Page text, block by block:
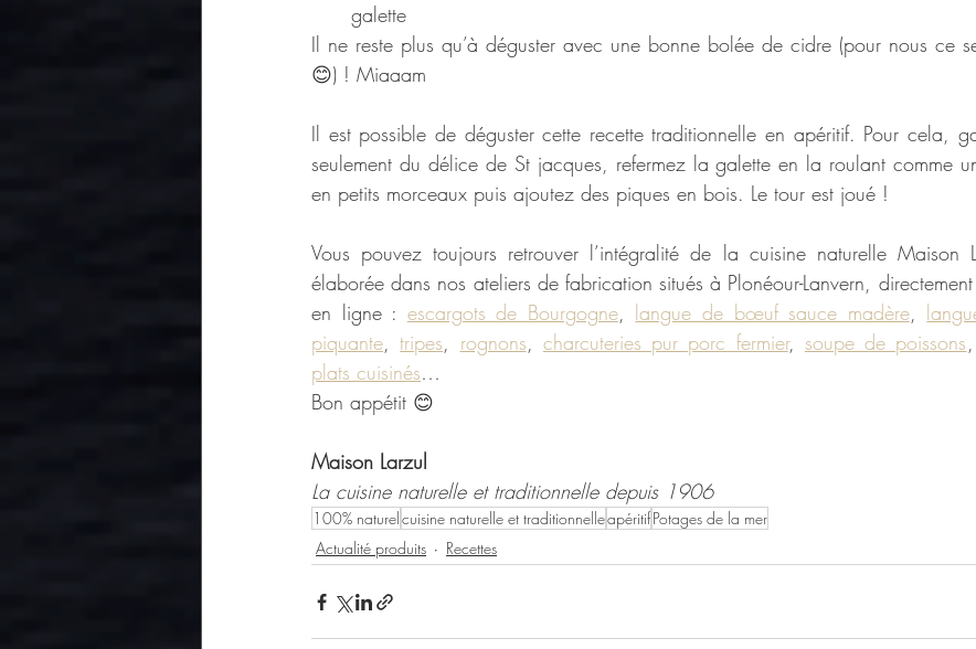
galette
Il ne reste plus qu’à déguster avec une bonne bolée de cidre (pour nous ce
😊) ! Miaaam
Il est possible de déguster cette recette traditionnelle en apéritif. Pour cela,
seulement du délice de St jacques, refermez la galette en la roulant comme
en petits morceaux puis ajoutez des piques en bois. Le tour est joué !
Vous pouvez toujours retrouver l’intégralité de la cuisine naturelle Maison
élaborée dans nos ateliers de fabrication situés à Plonéour-Lanvern,
en ligne : escargots de Bourgogne, langue de bœuf sauce madère,
piquante, tripes, rognons, charcuteries pur porc fermier, soupe de poissons,
plats cuisinés…
Bon appétit 😊
Maison Larzul
La cuisine naturelle et traditionnelle depuis 1906
100% naturel cuisine naturelle et traditionnelleapéritifPotages de la mer
Actualité produits
Recettes